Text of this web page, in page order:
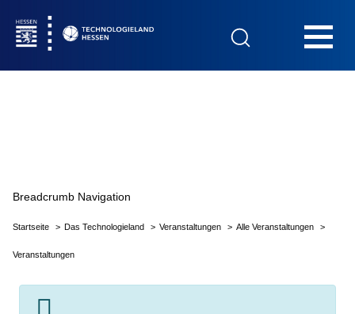
Breadcrumb Navigation
Startseite Das Technologieland Veranstaltungen Alle Veranstaltungen
Veranstaltungen